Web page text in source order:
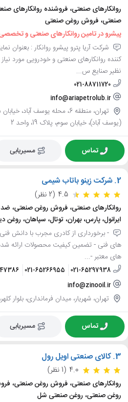
روانکارهای صنعتی، فروشنده روانکارهای
صنعتی، فروش روغن صنعتی
پیشرو در تامین روانکارهای صنعتی و
شرکت آریا پترو پیشرو روانکار : بعنوان
کننده روانکارهای صنعتی و خودرویی مورد
نظیر صنایع س...
021-88711720
info@ariapetrolub.ir
تهران، منطقه 6، محله یوسف
(یوسف آباد)، خیابان سوم، پلاک 19، واحد 2
تماس مسیریابی
2. شرکت زینو باتاب شیمی
4.5 (2 نظر)
روانکارهای صنعتی، فروش روغن صنعتی،
ایرانول، پارس، بهران، توتال، سپاهان، روغن
- برخورداری از کادری مجرب با دانش
های فنی - تضمین کیفیت محصولات ارائه شده
های معتبر -...
021-65297938
021-65266955
info@zinooil.ir
تهران، شهریار، میدان فرمانداری، بلوار
تماس مسیریابی
3. کالای صنعتی اویل رول
4.0 (1 نظر)
روانکارهای صنعتی، فروش روغن صنعتی،
روغن صنعتی، روغن صنعتی شل